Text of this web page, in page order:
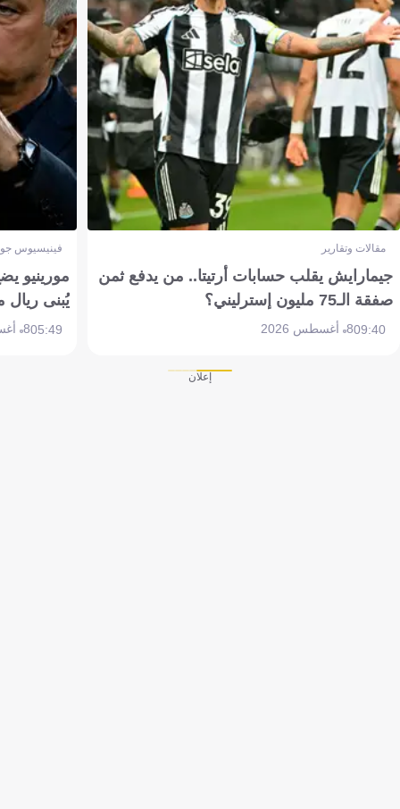
مقالات وتقارير
جيمارايش يقلب حسابات أرتيتا.. من يدفع ثمن
صفقة الـ75 مليون إسترليني؟
09:408 أغسطس 2026
فينيسيوس
مورينيو
يُبنى ريال
05:498 أغسطس 2026
إعلان